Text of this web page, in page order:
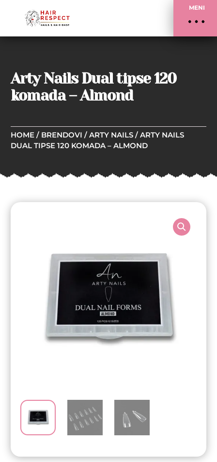
MENI
Arty Nails Dual tipse 120
komada – Almond
HOME / BRENDOVI /ARTY NAILS / ARTY NAILS
DUAL TIPSE 120 KOMADA – ALMOND